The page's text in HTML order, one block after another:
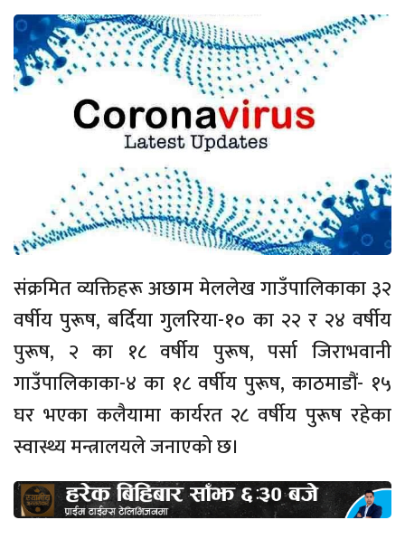
संक्रमित व्यक्तिहरू अछाम मेललेख गाउँपालिकाका ३२
वर्षीय पुरूष, बर्दिया गुलरिया-१० का २२ र २४ वर्षीय
पुरूष, २ का १८ वर्षीय पुरूष, पर्सा जिराभवानी
गाउँपालिकाका-४ का १८ वर्षीय पुरूष, काठमाडौं- १५
घर भएका कलैयामा कार्यरत २८ वर्षीय पुरूष रहेका
स्वास्थ्य मन्त्रालयले जनाएको छ।